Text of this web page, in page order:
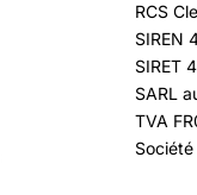
RCS
SIREN
SIRET
SARL
TVA